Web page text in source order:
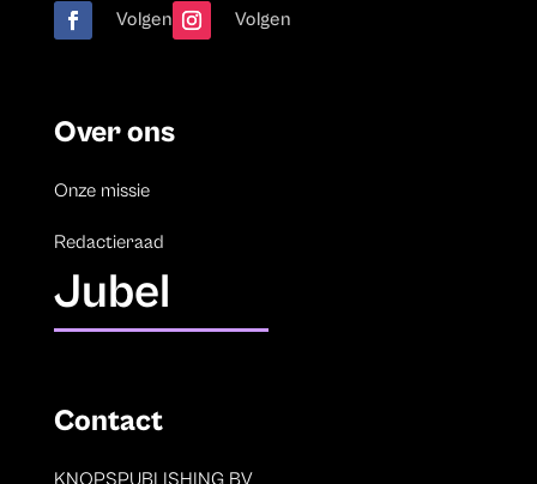
Volgen Volgen
Over ons
Onze missie
Redactieraad
Jubel
Contact
KNOPSPUBLISHING BV